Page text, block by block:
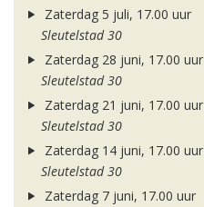
Zaterdag 5 juli, 17.00 uur
Sleutelstad 30
Zaterdag 28 juni, 17.00 uur
Sleutelstad 30
Zaterdag 21 juni, 17.00 uur
Sleutelstad 30
Zaterdag 14 juni, 17.00 uur
Sleutelstad 30
Zaterdag 7 juni, 17.00 uur